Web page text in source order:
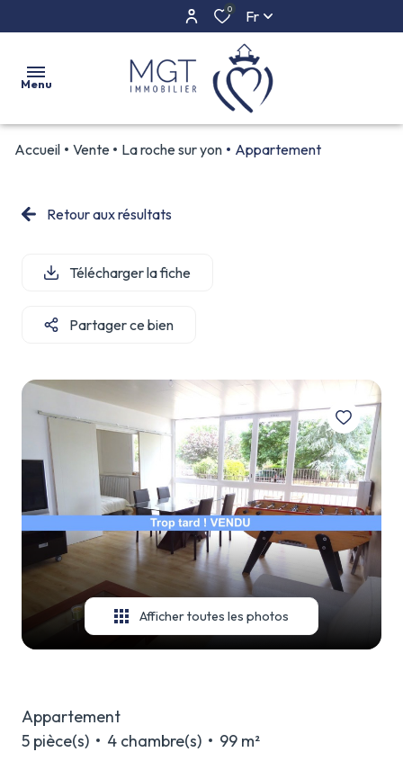
0 Fr
Menu
ACHETER
L'AGENCE
CONTACT
Accueil Vente La roche sur yon Appartement
Retour aux résultats
Télécharger la fiche
Partager ce bien
Afficher toutes les photos
Appartement
5 pièce(s)
4 chambre(s)
99 m²